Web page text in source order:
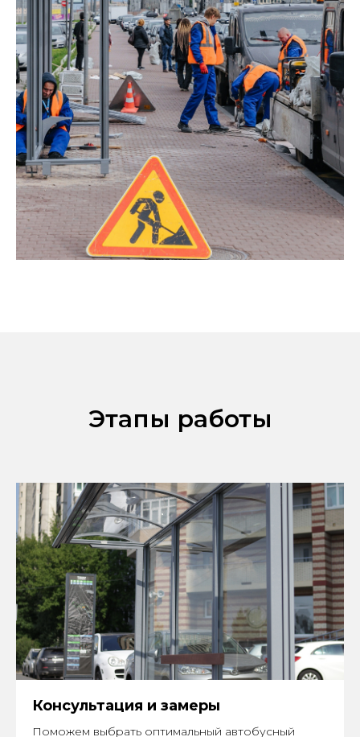
Этапы работы
Консультация и замеры
Поможем выбрать оптимальный автобусный